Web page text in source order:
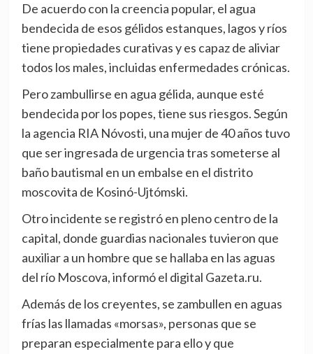
De acuerdo con la creencia popular, el agua
bendecida de esos gélidos estanques, lagos y ríos
tiene propiedades curativas y es capaz de aliviar
todos los males, incluidas enfermedades crónicas.
Pero zambullirse en agua gélida, aunque esté
bendecida por los popes, tiene sus riesgos. Según
la agencia RIA Nóvosti, una mujer de 40 años tuvo
que ser ingresada de urgencia tras someterse al
baño bautismal en un embalse en el distrito
moscovita de Kosinó-Ujtómski.
Otro incidente se registró en pleno centro de la
capital, donde guardias nacionales tuvieron que
auxiliar a un hombre que se hallaba en las aguas
del río Moscova, informó el digital Gazeta.ru.
Además de los creyentes, se zambullen en aguas
frías las llamadas «morsas», personas que se
preparan especialmente para ello y que